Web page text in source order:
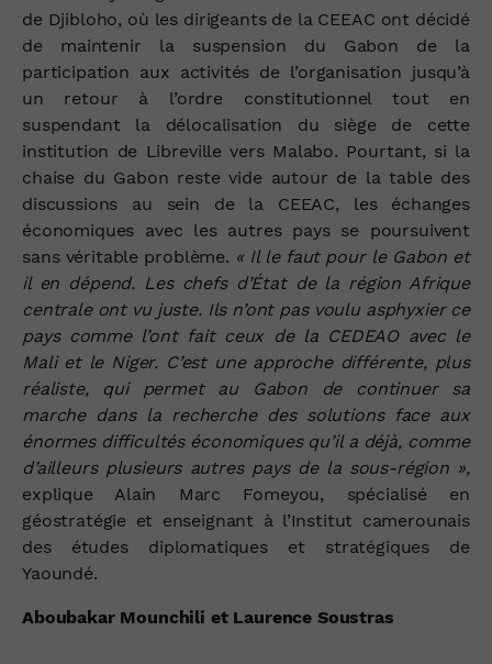
de Djibloho, où les dirigeants de la CEEAC ont décidé
de maintenir la suspension du Gabon de la
participation aux activités de l’organisation jusqu’à
un retour à l’ordre constitutionnel tout en
suspendant la délocalisation du siège de cette
institution de Libreville vers Malabo. Pourtant, si la
chaise du Gabon reste vide autour de la table des
discussions au sein de la CEEAC, les échanges
économiques avec les autres pays se poursuivent
sans véritable problème. « Il le faut pour le Gabon et
il en dépend. Les chefs d’État de la région Afrique
centrale ont vu juste. Ils n’ont pas voulu asphyxier ce
pays comme l’ont fait ceux de la CEDEAO avec le
Mali et le Niger. C’est une approche différente, plus
réaliste, qui permet au Gabon de continuer sa
marche dans la recherche des solutions face aux
énormes difficultés économiques qu’il a déjà, comme
d’ailleurs plusieurs autres pays de la sous-région »,
explique Alain Marc Fomeyou, spécialisé en
géostratégie et enseignant à l’Institut camerounais
des études diplomatiques et stratégiques de
Yaoundé.
Aboubakar Mounchili et Laurence Soustras